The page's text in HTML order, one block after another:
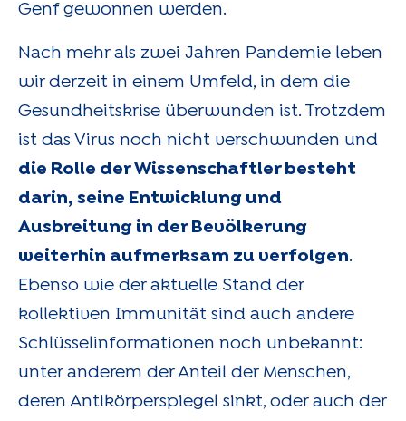
Genf gewonnen werden.
Nach mehr als zwei Jahren Pandemie leben
wir derzeit in einem Umfeld, in dem die
Gesundheitskrise überwunden ist. Trotzdem
ist das Virus noch nicht verschwunden und
die Rolle der Wissenschaftler besteht
darin, seine Entwicklung und
Ausbreitung in der Bevölkerung
weiterhin aufmerksam zu verfolgen.
Ebenso wie der aktuelle Stand der
kollektiven Immunität sind auch andere
Schlüsselinformationen noch unbekannt:
unter anderem der Anteil der Menschen,
deren Antikörperspiegel sinkt, oder auch der